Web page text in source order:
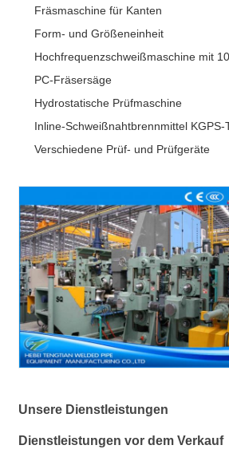
Fräsmaschine für Kanten
Form- und Größeneinheit
Hochfrequenzschweißmaschine mit
PC-Fräsersäge
Hydrostatische Prüfmaschine
Inline-Schweißnahtbrennmittel KGPS-
Verschiedene Prüf- und Prüfgeräte
Unsere Dienstleistungen
Dienstleistungen vor dem Verkauf